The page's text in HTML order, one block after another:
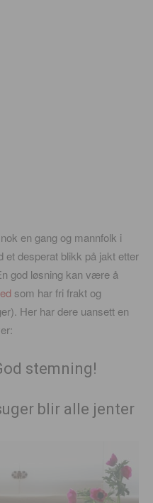
en gang og mannfolk i
et desperat blikk på jakt etter
god løsning kan være å
som har fri frakt og
Her har dere uansett en
stemning!
blir alle jenter